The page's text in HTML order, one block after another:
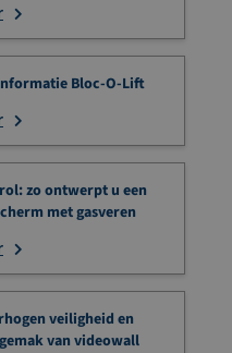
Bloc-O-Lift
zo ontwerpt u een
met gasveren
veiligheid en
van videowall